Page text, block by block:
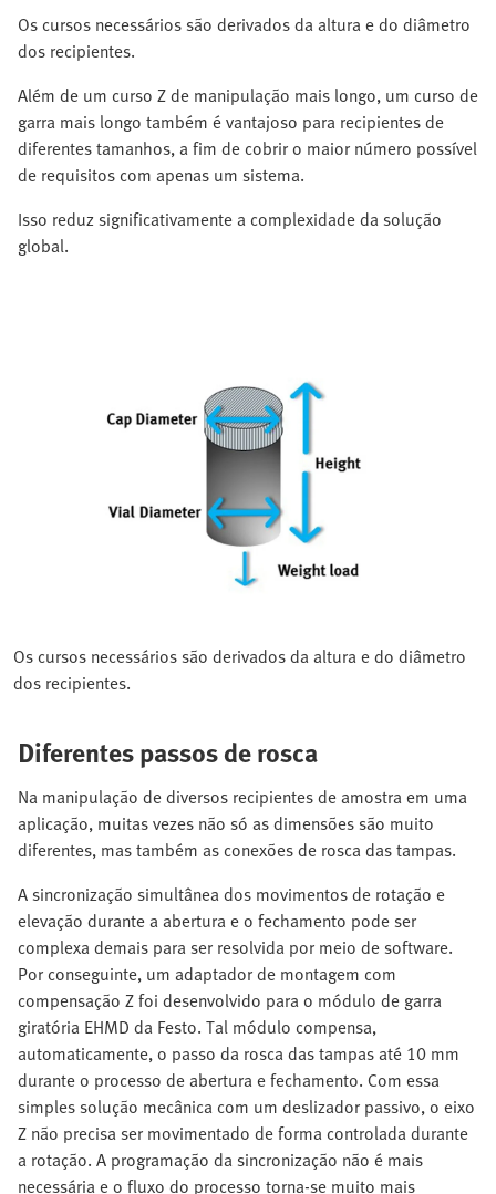
Os cursos necessários são derivados da altura e do diâmetro
dos recipientes.
Além de um curso Z de manipulação mais longo, um curso de
garra mais longo também é vantajoso para recipientes de
diferentes tamanhos, a fim de cobrir o maior número possível
de requisitos com apenas um sistema.
Isso reduz significativamente a complexidade da solução
global.
Os cursos necessários são derivados da altura e do diâmetro
dos recipientes.
Diferentes passos de rosca
Na manipulação de diversos recipientes de amostra em uma
aplicação, muitas vezes não só as dimensões são muito
diferentes, mas também as conexões de rosca das tampas.
A sincronização simultânea dos movimentos de rotação e
elevação durante a abertura e o fechamento pode ser
complexa demais para ser resolvida por meio de software.
Por conseguinte, um adaptador de montagem com
compensação Z foi desenvolvido para o módulo de garra
giratória EHMD da Festo. Tal módulo compensa,
automaticamente, o passo da rosca das tampas até 10 mm
durante o processo de abertura e fechamento. Com essa
simples solução mecânica com um deslizador passivo, o eixo
Z não precisa ser movimentado de forma controlada durante
a rotação. A programação da sincronização não é mais
necessária e o fluxo do processo torna-se muito mais